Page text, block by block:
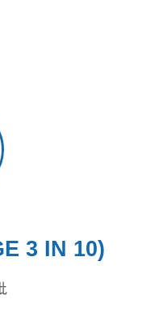
3 IN 10)